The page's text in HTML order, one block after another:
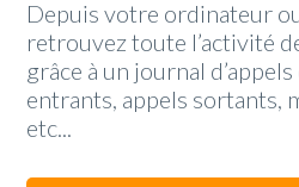
Depuis votre ordinateur
retrouvez toute l’activité
grâce à un journal
entrants, appels sortants,
etc...